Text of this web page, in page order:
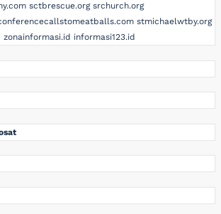
sctbrescue.org srchurch.org
stmichaelwtby.org
zonainformasi.id informasi123.id